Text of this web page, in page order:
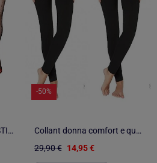
Collant 20D CXL By CHRISTIAN LACROIX - Confezione da 3
-50%
Collant donna comfort e qualità INFINITIF - Confezione da 2
29,90 € 14,95 €